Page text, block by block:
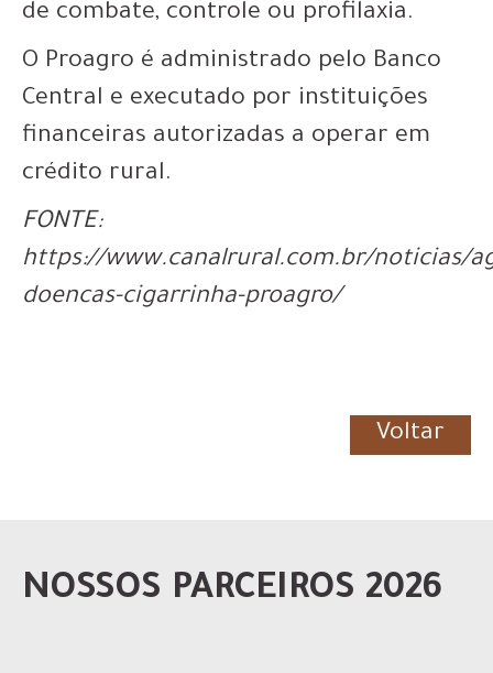
de combate, controle ou profilaxia.
O Proagro é administrado pelo Banco
Central e executado por instituições
financeiras autorizadas a operar em
crédito rural.
FONTE:
https://www.canalrural.com.br/noticias/
doencas-cigarrinha-proagro/
Voltar
NOSSOS PARCEIROS 2026